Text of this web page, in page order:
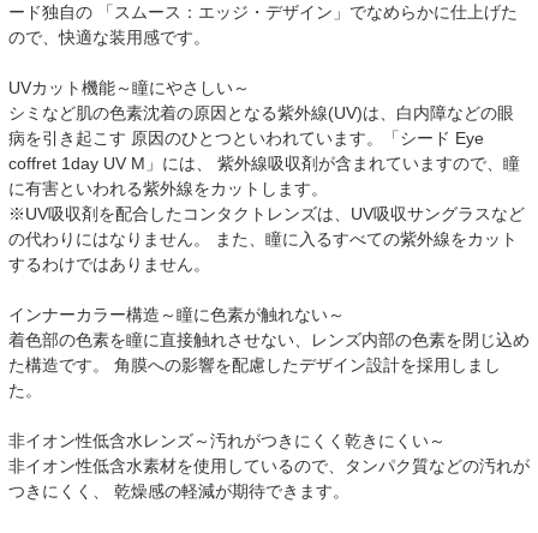
ード独自の 「スムース：エッジ・デザイン」でなめらかに仕上げた
ので、快適な装用感です。
UVカット機能～瞳にやさしい～
シミなど肌の色素沈着の原因となる紫外線(UV)は、白内障などの眼
病を引き起こす 原因のひとつといわれています。「シード Eye
coffret 1day UV M」には、 紫外線吸収剤が含まれていますので、瞳
に有害といわれる紫外線をカットします。
※UV吸収剤を配合したコンタクトレンズは、UV吸収サングラスなど
の代わりにはなりません。 また、瞳に入るすべての紫外線をカット
するわけではありません。
インナーカラー構造～瞳に色素が触れない～
着色部の色素を瞳に直接触れさせない、レンズ内部の色素を閉じ込め
た構造です。 角膜への影響を配慮したデザイン設計を採用しまし
た。
非イオン性低含水レンズ～汚れがつきにくく乾きにくい～
非イオン性低含水素材を使用しているので、タンパク質などの汚れが
つきにくく、 乾燥感の軽減が期待できます。